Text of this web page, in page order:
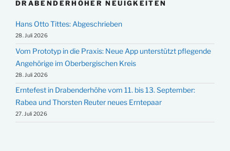
DRABENDERHÖHER NEUIGKEITEN
Hans Otto Tittes: Abgeschrieben
28. Juli 2026
Vom Prototyp in die Praxis: Neue App unterstützt pflegende
Angehörige im Oberbergischen Kreis
28. Juli 2026
Erntefest in Drabenderhöhe vom 11. bis 13. September:
Rabea und Thorsten Reuter neues Erntepaar
27. Juli 2026